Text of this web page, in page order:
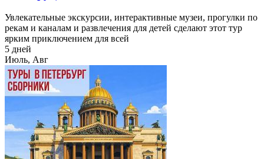
Увлекательные экскурсии, интерактивные музеи, прогулки по
рекам и каналам и развлечения для детей сделают этот тур
ярким приключением для всей
5 дней
Июль, Авг